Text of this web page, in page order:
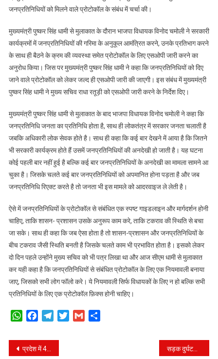
जनप्रतिनिधियों को मिलने वाले प्रोटोकॉल के संबंध में चर्चा की।
मुख्यमंत्री पुष्कर सिंह धामी से मुलाकात के दौरान भाजपा विधायक विनोद चमोली ने सरकारी
कार्यक्रमों में जनप्रतिनिधियों की गरिमा के अनुकूल आमंत्रित करने, उनके प्रतिभाग करने
के साथ ही बैठने के क्रम की व्यवस्था समेत प्रोटोकॉल के लिए एसओपी जारी करने का
अनुरोध किया। जिस पर मुख्यमंत्री पुष्कर सिंह धामी ने कहा कि जनप्रतिनिधियों को दिए
जाने वाले प्रोटोकॉल को लेकर जल्द ही एसओपी जारी की जाएगी। इस संबंध में मुख्यमंत्री
पुष्कर सिंह धामी ने मुख्य सचिव राधा रतूड़ी को एसओपी जारी करने के निर्देश दिए।
मुख्यमंत्री पुष्कर सिंह धामी से मुलाकात के बाद भाजपा विधायक विनोद चमोली ने कहा कि
जनप्रतिनिधि जनता का प्रतिनिधि होता है, साथ ही लोकतंत्र में सरकार जनता चलाती है
जबकि अधिकारी लोक सेवक होते है। साथ ही कहा कि कई बार देखने में आया है कि जितने
भी सरकारी कार्यक्रम होते हैं उसमें जनप्रतिनिधियों की अनदेखी हो जाती है। यह घटना
कोई पहली बार नहीं हुई है बल्कि कई बार जनप्रतिनिधियों के अनदेखी का मामला सामने आ
चुका है। जिसके चलते कई बार जनप्रतिनिधियों को अपमानित होना पड़ता है और जब
जनप्रतिनिधि रिएक्ट करते है तो जनता भी इस मामले को आदरवाइज ले लेती है।
ऐसे में जनप्रतिनिधियों के प्रोटोकॉल से संबंधित एक स्पष्ट गाइडलाइन और मार्गदर्शन होनी
चाहिए, ताकि शासन- प्रशासन उसके अनुरूप काम करे, ताकि टकराव की स्थिति से बचा
जा सके। साथ ही कहा कि जब ऐसा होता है तो शासन-प्रशासन और जनप्रतिनिधियों के
बीच टकराव जैसी स्थिति बनती है जिसके चलते काम भी प्रभावित होता है। इसको लेकर
दो दिन पहले उन्होंने मुख्य सचिव को भी पत्र लिखा था और आज सीएम धामी से मुलाकात
कर यही कहा है कि जनप्रतिनिधियों से संबंधित प्रोटोकॉल के लिए एक नियमावली बनाया
जाए, जिसको सभी लोग फॉलो करे। ये नियमावली सिर्फ विधायकों के लिए न हो बल्कि सभी
प्रतिनिधियों के लिए एक प्रोटोकॉल फ़िक्स होनी चाहिए।
WhatsAppFacebookTelegramTwitterGmail
Post
प्रदेश में 40 हज़ार स्ट्रीट वेंडर्स को कारोबार शुरू करने के लिए दी गई बिना गारंटी के लोन। सड़क दुर्घटना सुरक्षा नियमावली बनाने के लिए गठित की जाएगी विशेषज्ञ समिति।